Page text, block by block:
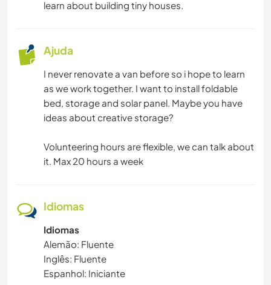
learn about building tiny houses.
Ajuda
I never renovate a van before so i hope to learn
as we work together. I want to install foldable
bed, storage and solar panel. Maybe you have
ideas about creative storage?
Volunteering hours are flexible, we can talk about
it. Max 20 hours a week
Idiomas
Idiomas
Alemão: Fluente
Inglês: Fluente
Espanhol: Iniciante